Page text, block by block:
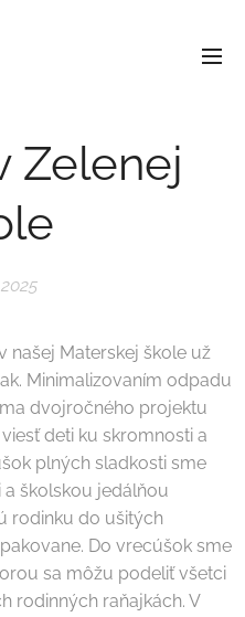
Zelenej
našej Materskej škole už
Minimalizovaním odpadu
dvojročného projektu
deti ku skromnosti a
plných sladkosti sme
školskou jedálňou
rodinku do ušitých
Do vrecúšok sme
sa môžu podeliť všetci
rodinných raňajkách. V